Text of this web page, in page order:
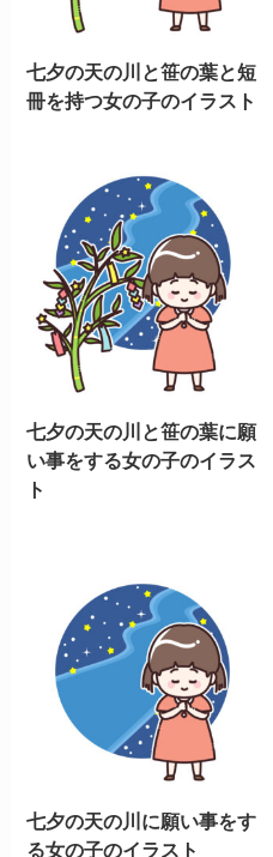
七夕の天の川と笹の葉と短
冊を持つ女の子のイラスト
七夕の天の川と笹の葉に願
い事をする女の子のイラス
ト
七夕の天の川に願い事をす
る女の子のイラスト